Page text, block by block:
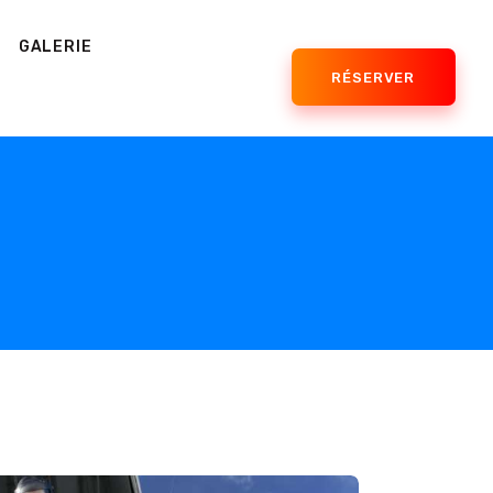
GALERIE
RÉSERVER